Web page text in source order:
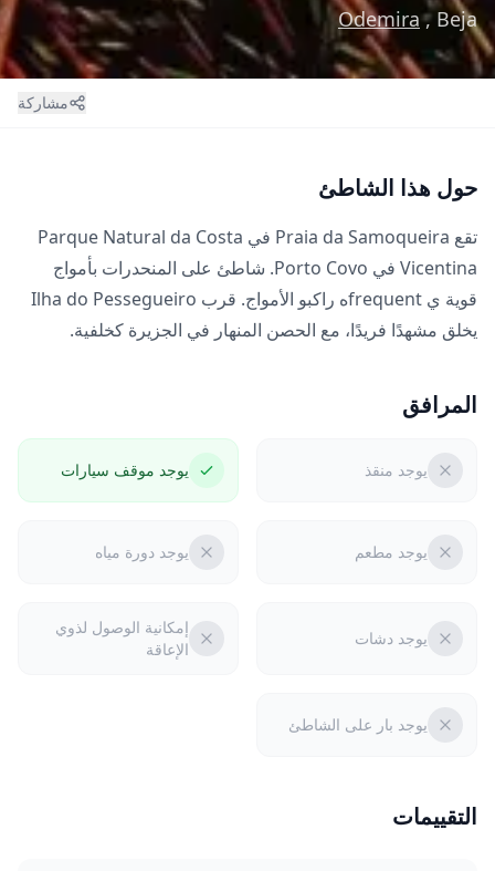
Odemira, Beja
مشاركة
حول هذا الشاطئ
تقع Praia da Samoqueira في Parque Natural da Costa
Vicentina في Porto Covo. شاطئ على المنحدرات بأمواج
قوية ي frequentه راكبو الأمواج. قرب Ilha do Pessegueiro
يخلق مشهدًا فريدًا، مع الحصن المنهار في الجزيرة كخلفية.
المرافق
يوجد منقذ يوجد موقف سيارات
يوجد مطعم يوجد دورة مياه
يوجد دشات
إمكانية الوصول لذوي
الإعاقة
يوجد بار على الشاطئ
التقييمات